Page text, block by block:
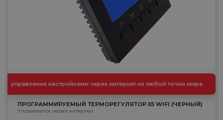
управление настройками через интернет из любой точки мира
ПРОГРАММИРУЕМЫЙ ТЕРМОРЕГУЛЯТОР X5 WIFI (ЧЕРНЫЙ)
Управляется через интернет